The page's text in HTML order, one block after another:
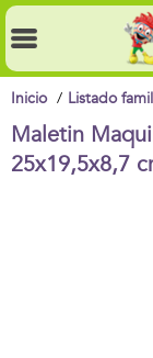
Inicio Listado
Maletin
25x19,5x8,7